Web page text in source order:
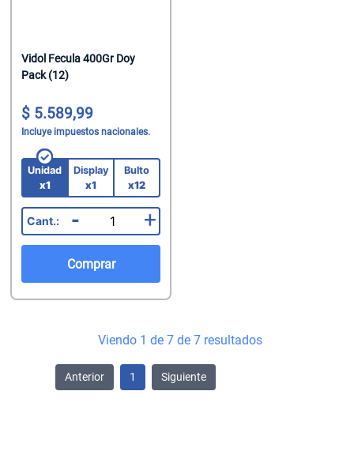
Vidol Fecula 400Gr Doy
Pack (12)
5.589,99
Incluye impuestos nacionales.
Unidad
x1
Display
x1
Bulto
x12
- +
Comprar
Viendo 1 de 7 de 7 resultados
Anterior 1 Siguiente